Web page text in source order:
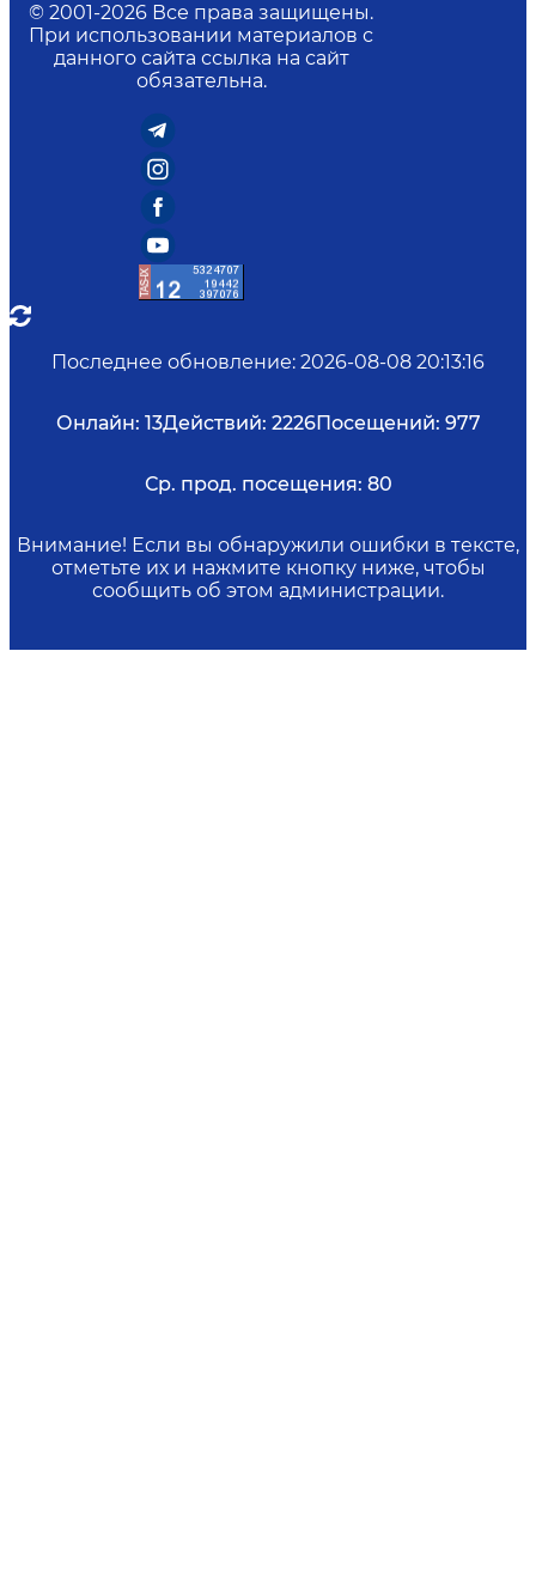
© 2001-2026 Все права защищены.
При использовании материалов с
данного сайта ссылка на сайт
обязательна.
Последнее обновление: 2026-08-08 20:13:16
Онлайн: 13Действий: 2226Посещений: 977
Ср. прод. посещения: 80
Внимание! Если вы обнаружили ошибки в тексте,
отметьте их и нажмите кнопку ниже, чтобы
сообщить об этом администрации.